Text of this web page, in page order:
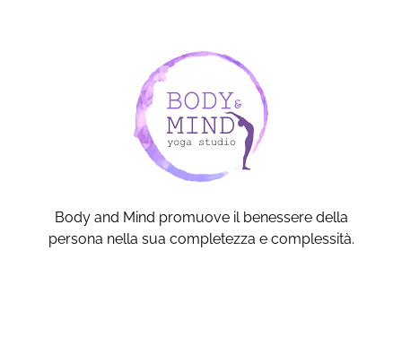
Body and Mind promuove il benessere della
persona nella sua completezza e complessità.